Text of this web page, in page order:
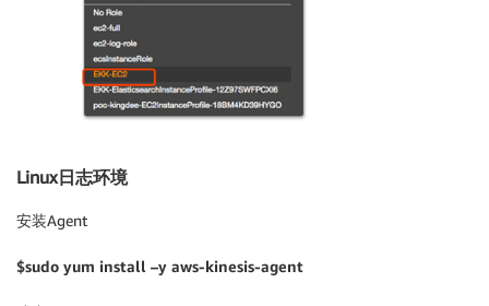
Linux日志环境
安装Agent
$sudo yum install –y aws-kinesis-agent